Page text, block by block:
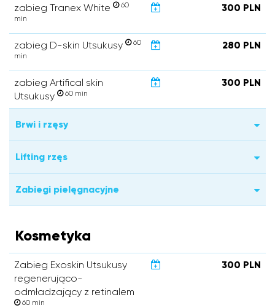
zabieg Tranex White
60
min
300 PLN
zabieg D-skin Utsukusy
60
min
280 PLN
zabieg Artifical skin
Utsukusy
60 min
300 PLN
Brwi i rzęsy
Lifting rzęs
Zabiegi pielęgnacyjne
Kosmetyka
Zabieg Exoskin Utsukusy
regenerująco-
odmładzający z retinalem
60 min
300 PLN